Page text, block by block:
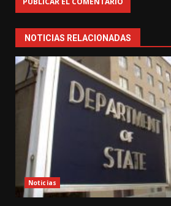
NOTICIAS RELACIONADAS
Noticias